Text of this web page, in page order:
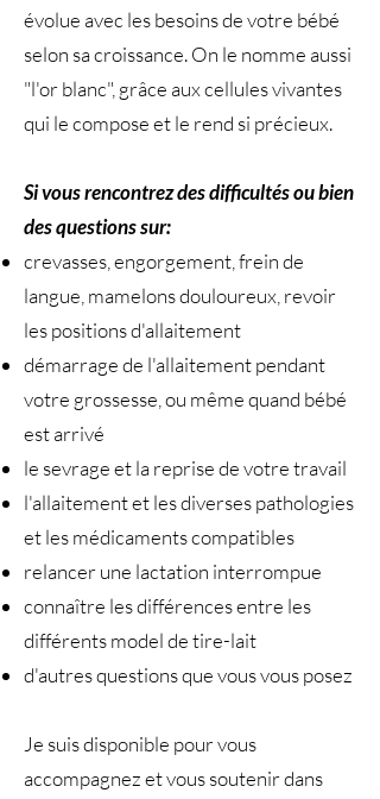
évolue avec les besoins de votre bébé
selon sa croissance. On le nomme aussi
"l'or blanc", grâce aux cellules vivantes
qui le compose et le rend si précieux.
Si vous rencontrez des difficultés ou bien
des questions sur:
crevasses, engorgement, frein de
langue, mamelons douloureux, revoir
les positions d'allaitement
démarrage de l'allaitement pendant
votre grossesse, ou même quand bébé
est arrivé
le sevrage et la reprise de votre travail
l'allaitement et les diverses pathologies
et les médicaments compatibles
relancer une lactation interrompue
connaître les différences entre les
différents model de tire-lait
d'autres questions que vous vous posez
Je suis disponible pour vous
accompagnez et vous soutenir dans